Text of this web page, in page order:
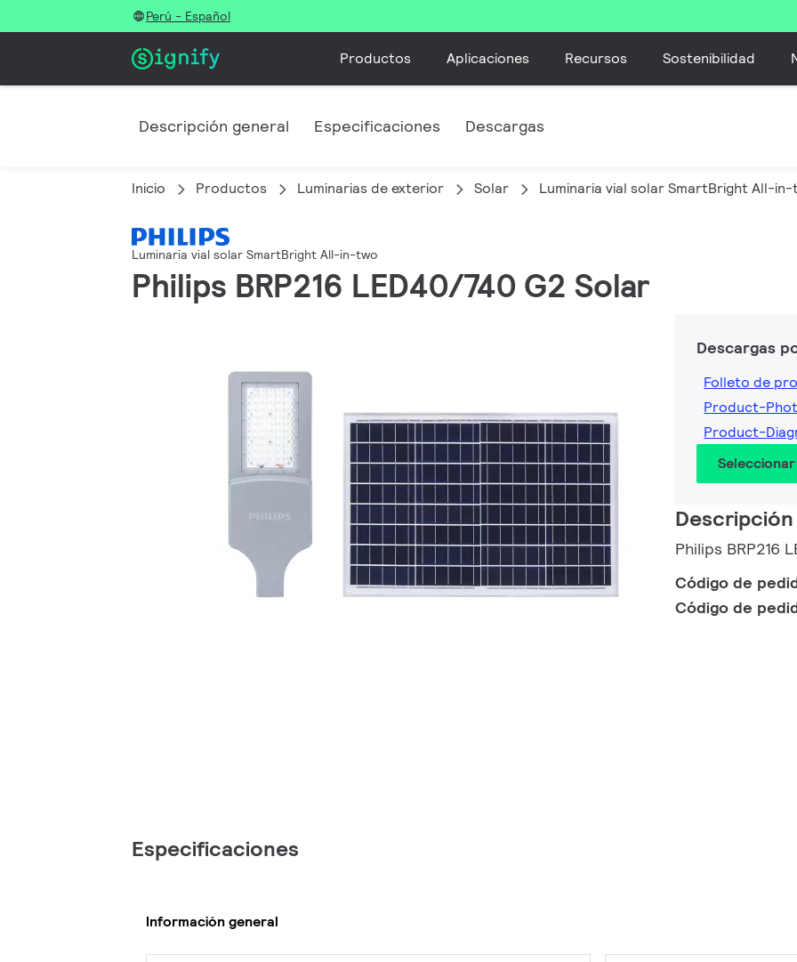
Perú - Español
Productos Aplicaciones Recursos Sostenibilidad
Descripción general Especificaciones Descargas
Inicio Productos Luminarias de exterior Solar Luminaria vial solar SmartBright All-
Luminaria vial solar SmartBright All-in-two
Philips BRP216 LED40/740 G2 Solar
Descargas
Folleto de
Product-
Product-
Philips BRP216
Código de
Código de
Especificaciones
Información general